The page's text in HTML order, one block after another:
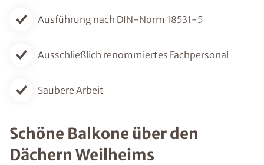
Ausführung nach DIN-Norm 18531-5
Ausschließlich renommiertes Fachpersonal
Saubere Arbeit
Schöne Balkone über den
Dächern Weilheims